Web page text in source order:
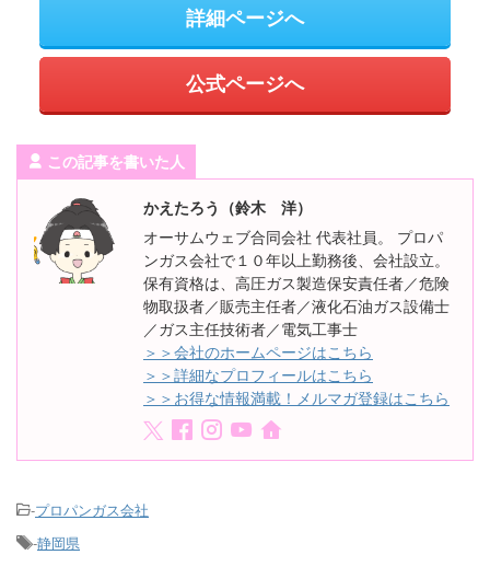
詳細ページへ
公式ページへ
この記事を書いた人
かえたろう（鈴木 洋）
オーサムウェブ合同会社 代表社員。 プロパ
ンガス会社で１０年以上勤務後、会社設立。
保有資格は、高圧ガス製造保安責任者／危険
物取扱者／販売主任者／液化石油ガス設備士
／ガス主任技術者／電気工事士
＞＞会社のホームページはこちら
＞＞詳細なプロフィールはこちら
＞＞お得な情報満載！メルマガ登録はこちら
-プロパンガス会社
-静岡県